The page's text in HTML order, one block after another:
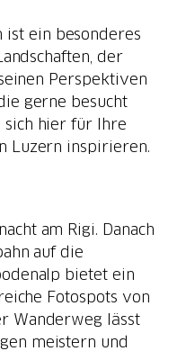
ist ein besonderes
der
Perspektiven
gerne besucht
sich hier für Ihre
Luzern inspirieren.
am Rigi. Danach
auf die
bietet ein
Fotospots von
Wanderweg lässt
meistern und